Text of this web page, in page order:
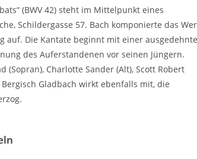
(BWV 42) steht im Mittelpunkt eines
Schildergasse 57. Bach komponierte das
auf. Die Kantate beginnt mit einer
des Auferstandenen vor seinen Jüngern.
Charlotte Sander (Alt), Scott Robert
Bergisch Gladbach wirkt ebenfalls mit, die